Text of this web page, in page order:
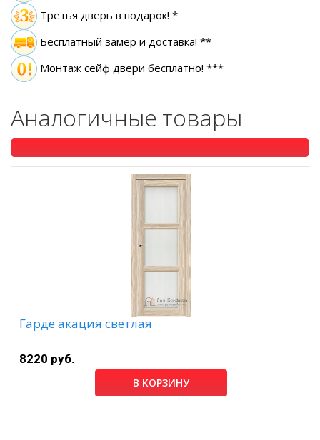
Третья дверь в подарок! *
Бесплатный замер и доставка! **
Монтаж сейф двери бесплатно! ***
Аналогичные товары
Гарде акация светлая
8220 руб.
В КОРЗИНУ